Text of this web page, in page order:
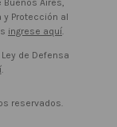
Buenos Aires,
y Protección al
ingrese aquí.
de Defensa
.
reservados.